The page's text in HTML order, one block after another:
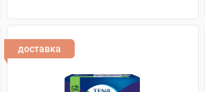
доставка